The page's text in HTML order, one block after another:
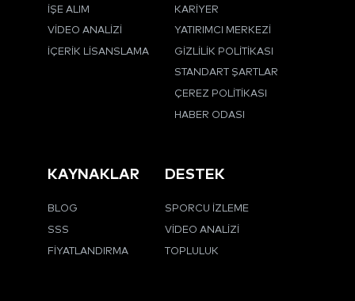
İŞE ALIM
VIDEO ANALIZI
İÇERIK LISANSLAMA
KARIYER
YATIRIMCI MERKEZI
GIZLILIK POLITIKASI
STANDART ŞARTLAR
ÇEREZ POLITIKASI
HABER ODASI
KAYNAKLAR
BLOG
SSS
FIYATLANDIRMA
DESTEK
SPORCU İZLEME
VIDEO ANALIZI
TOPLULUK